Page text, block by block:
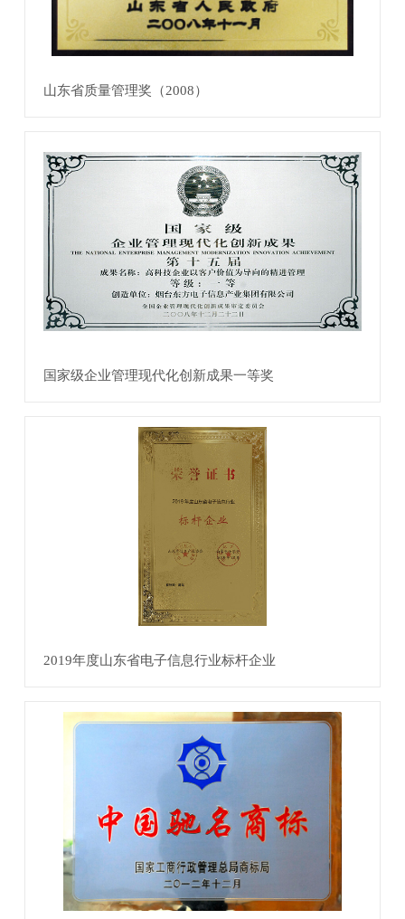
山东省质量管理奖（2008）
国家级企业管理现代化创新成果一等奖
2019年度山东省电子信息行业标杆企业